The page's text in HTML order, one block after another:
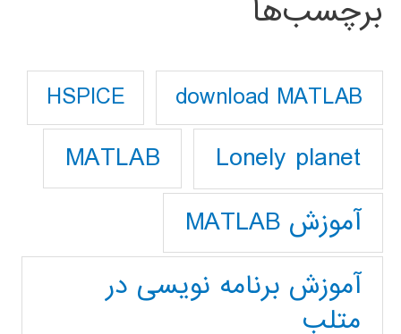
برچسب‌ها
download MATLAB
HSPICE
Lonely planet
MATLAB
آموزش MATLAB
آموزش برنامه نویسی در
متلب